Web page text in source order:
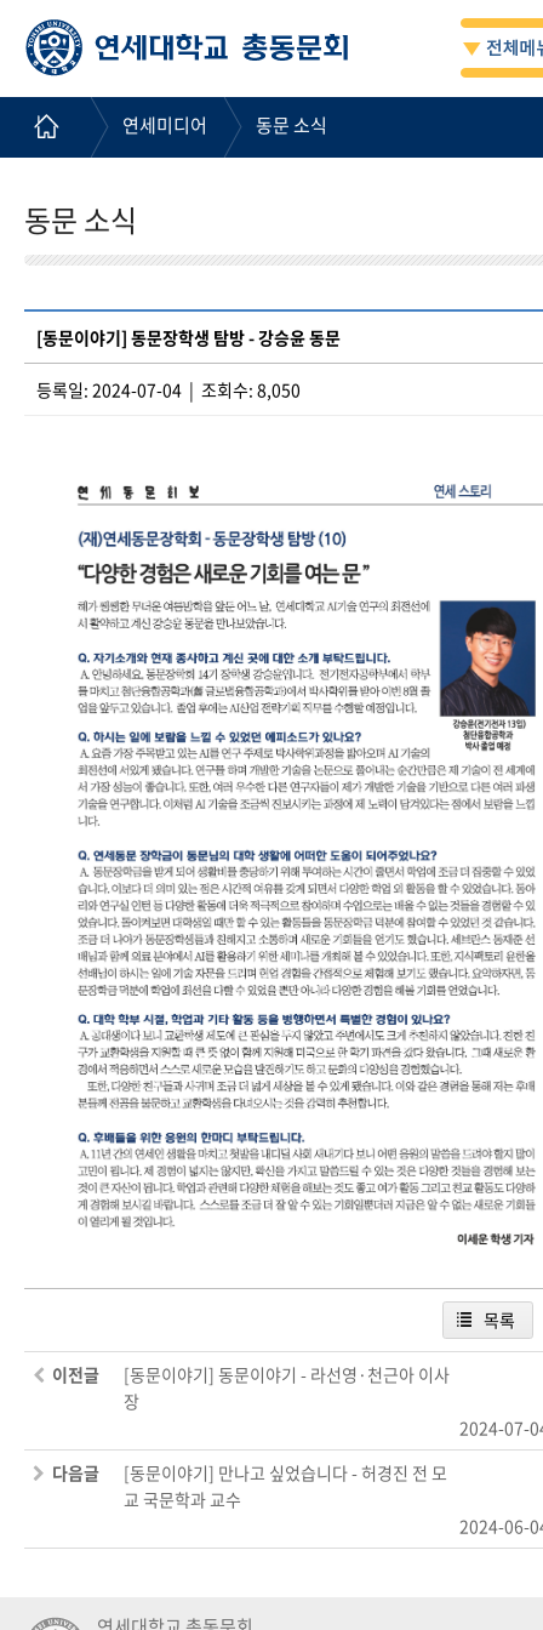
연세미디어 동문 소식
동문 소식
[동문이야기] 동문장학생 탐방 - 강승윤 동문
등록일: 2024-07-04 | 조회수: 8,050
목록
이전글
[동문이야기] 동문이야기 - 라선영·천근아 이사
장
2024-07-
다음글
[동문이야기] 만나고 싶었습니다 - 허경진 전 모
교 국문학과 교수
2024-06-